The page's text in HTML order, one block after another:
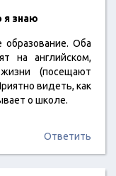
я знаю
Оба
на английском,
(посещают
видеть, как
о школе.
Ответить